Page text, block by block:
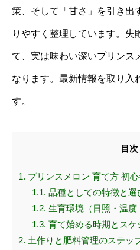
策、そして「甘さ」を引き出
りやすく整理しています。失
て、実は味わい深いプリンス
なります。最新情報を取り入
す。
目次
1. プリンスメロン 育て方 初
1.1. 品種としての特徴と選
1.2. 生育環境（日照・温度
1.3. 育て始める時期とスケ
2. 土作りと肥料管理のステッ